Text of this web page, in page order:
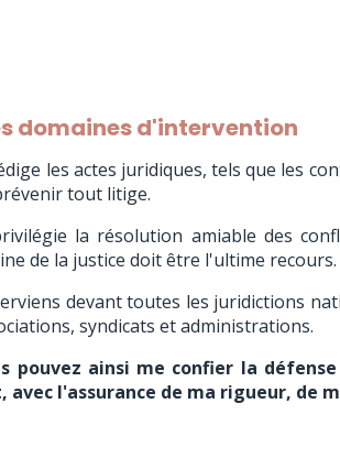
domaines d'intervention
les actes juridiques, tels que les
tout litige.
la résolution amiable des
de la justice doit être l'ultime recours.
devant toutes les juridictions
syndicats et administrations.
pouvez ainsi me confier la
avec l'assurance de ma rigueur, de